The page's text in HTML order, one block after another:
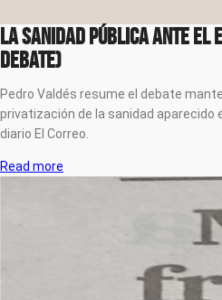
La Sanidad Pública ante el
Debate)
Pedro Valdés resume el debate
privatización de la sanidad aparecido
diario El Correo.
Read more